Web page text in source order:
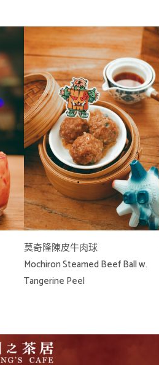
莫奇隆陳皮牛肉球
Mochiron Steamed Beef Ball w.
Tangerine Peel